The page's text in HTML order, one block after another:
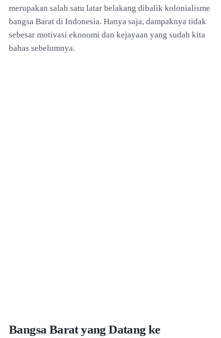
merupakan salah satu latar belakang dibalik kolonialisme
bangsa Barat di Indonesia. Hanya saja, dampaknya tidak
sebesar motivasi ekonomi dan kejayaan yang sudah kita
bahas sebelumnya.
Bangsa Barat yang Datang ke